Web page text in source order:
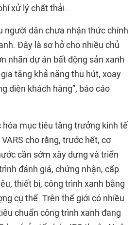
xử lý chất thải.
người dân chưa nhận thức chính
Đây là sơ hở cho nhiều chủ
nhãn dự án bất động sản xanh
tăng khả năng thu hút, xoay
diện khách hàng”, báo cáo
hóa mục tiêu tăng trưởng kinh tế
cho rằng, trước hết, cơ
cần sớm xây dựng và triển
đánh giá, chứng nhận, cấp
thiết bị, công trình xanh bằng
cụ thể. Trên thế giới có nhiều
chuẩn công trình xanh đang